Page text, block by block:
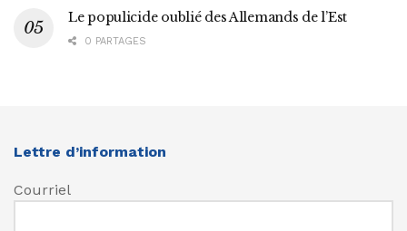
Le populicide oublié des Allemands de l’Est
0 PARTAGES
Lettre d’information
Courriel